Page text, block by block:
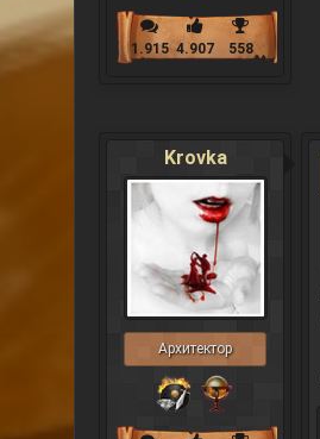
1.915 4.907 558
Krovka
Архитектор